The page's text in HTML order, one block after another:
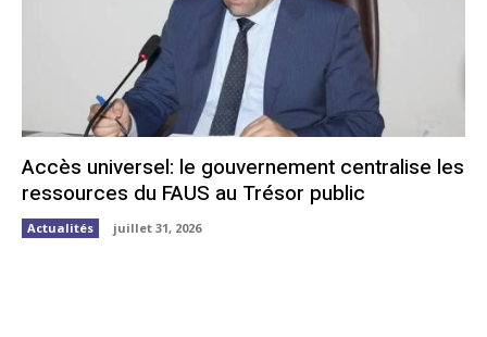
Accès universel: le gouvernement centralise les
ressources du FAUS au Trésor public
Actualités juillet 31, 2026